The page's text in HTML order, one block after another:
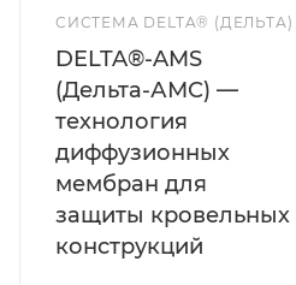
СИСТЕМА DELTA® (ДЕЛЬТА)
DELTA®-AMS
(Дельта-АМС) —
технология
диффузионных
мембран для
защиты кровельных
конструкций